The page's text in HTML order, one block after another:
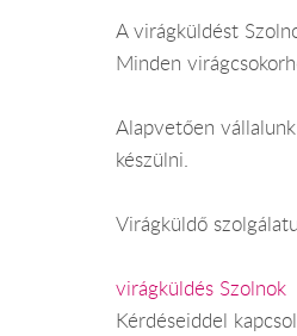
A virágküldést
Minden
Alapvetően
készülni.
Virágküldő
virágküldés Szolnok
Kérdéseiddel